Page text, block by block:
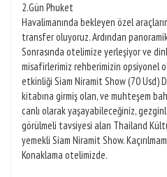
2.Gün Phuket
Havalimanında bekleyen özel
transfer oluyoruz. Ardından
Sonrasında otelimize yerleşiyor ve
misafirlerimiz rehberimizin opsiyonel
etkinliği Siam Niramit Show (70 Usd)
kitabına girmiş olan, ve muhteşem
canlı olarak yaşayabileceğiniz,
görülmeli tavsiyesi alan Thailand
yemekli Siam Niramit Show.
Konaklama otelimizde.